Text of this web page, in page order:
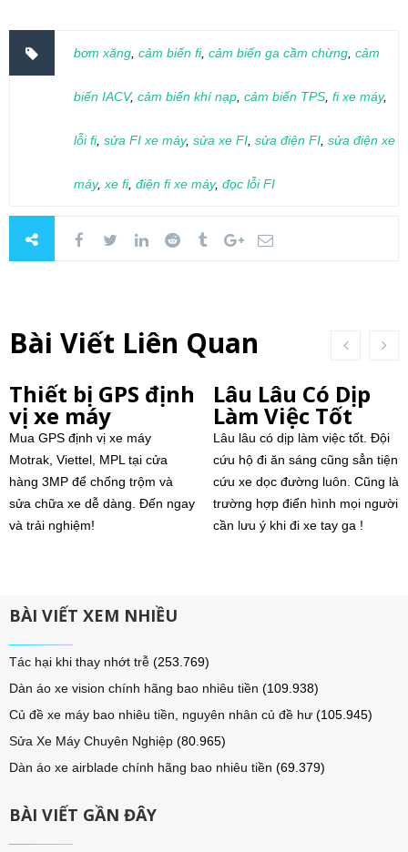
bơm xăng cảm biến fi, cảm biến ga cầm chừng cảm
biến IACV, cảm biến khí nạp cảm biến TPS fi xe máy,
lỗi fi, sửa FI xe máy, sửa xe FI sửa điện FI sửa điện xe
máy, xe fi, điện fi xe máy, đọc lỗi FI
Bài Viết Liên Quan
Thiết bị GPS định
vị xe máy
Mua GPS định vị xe máy
Motrak, Viettel, MPL tại cửa
hàng 3MP để chống trộm và
sửa chữa xe dễ dàng. Đến ngay
và trải nghiệm!
Lâu Lâu Có Dịp
Làm Việc Tốt
Lâu lâu có dịp làm việc tốt. Đội
cứu hộ đi ăn sáng cũng sẳn tiện
cứu xe dọc đường luôn. Cũng là
trường hợp điển hình mọi người
cần lưu ý khi đi xe tay ga !
BÀI VIẾT XEM NHIỀU
Tác hại khi thay nhớt trễ (253.769)
Dàn áo xe vision chính hãng bao nhiêu tiền (109.938)
Củ đề xe máy bao nhiêu tiền, nguyên nhân củ đề hư (105.945)
Sửa Xe Máy Chuyên Nghiệp (80.965)
Dàn áo xe airblade chính hãng bao nhiêu tiền (69.379)
BÀI VIẾT GẦN ĐÂY